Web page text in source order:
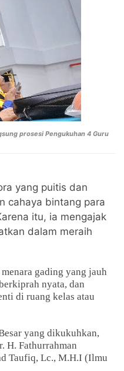
prosesi Pengukuhan 4 Guru
yang puitis dan
cahaya bintang para
itu, ia mengajak
dalam meraih
gading yang jauh
nyata, dan
di ruang kelas atau
yang dikukuhkan,
H. Fathurrahman
Taufiq, Lc., M.H.I (Ilmu